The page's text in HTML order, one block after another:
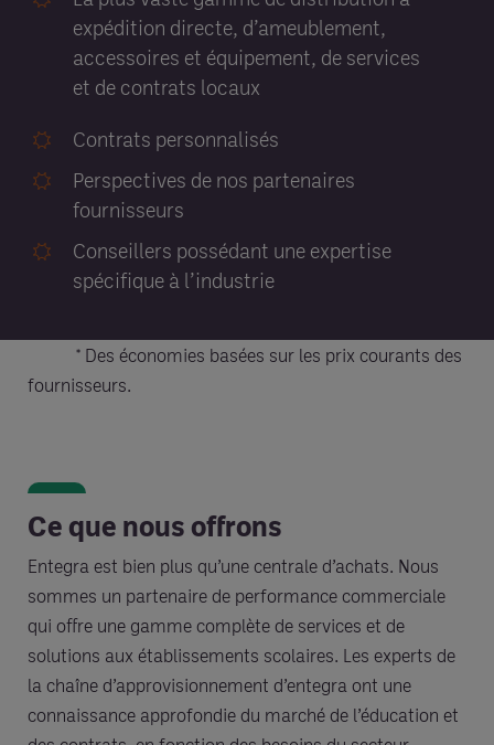
expédition directe, d’ameublement,
accessoires et équipement, de services
et de contrats locaux
Contrats personnalisés
Perspectives de nos partenaires
fournisseurs
Conseillers possédant une expertise
spécifique à l’industrie
* Des économies basées sur les prix courants des
fournisseurs.
Ce que nous offrons
Entegra est bien plus qu’une centrale d’achats. Nous
sommes un partenaire de performance commerciale
qui offre une gamme complète de services et de
solutions aux établissements scolaires. Les experts de
la chaîne d’approvisionnement d’entegra ont une
connaissance approfondie du marché de l’éducation et